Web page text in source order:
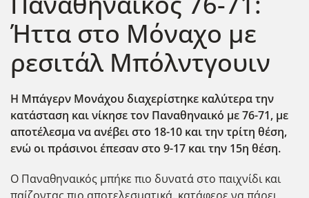
Ήττα στο Μόναχο με
ρεσιτάλ Μπόλντγουιν
Η Μπάγερν Μονάχου διαχερίστηκε καλύτερα την
κατάσταση και νίκησε τον Παναθηναικό με 76-71, με
αποτέλεσμα να ανέβει στο 18-10 και την τρίτη θέση,
ενώ οι πράσινοι έπεσαν στο 9-17 και την 15η θέση.
Ο Παναθηναικός μπήκε πιο δυνατά στο παιχνίδι και